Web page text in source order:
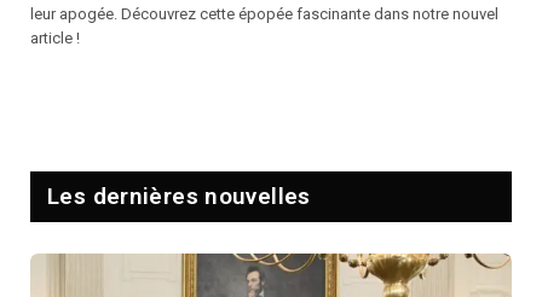
leur apogée. Découvrez cette épopée fascinante dans notre nouvel
article !
Les dernières nouvelles